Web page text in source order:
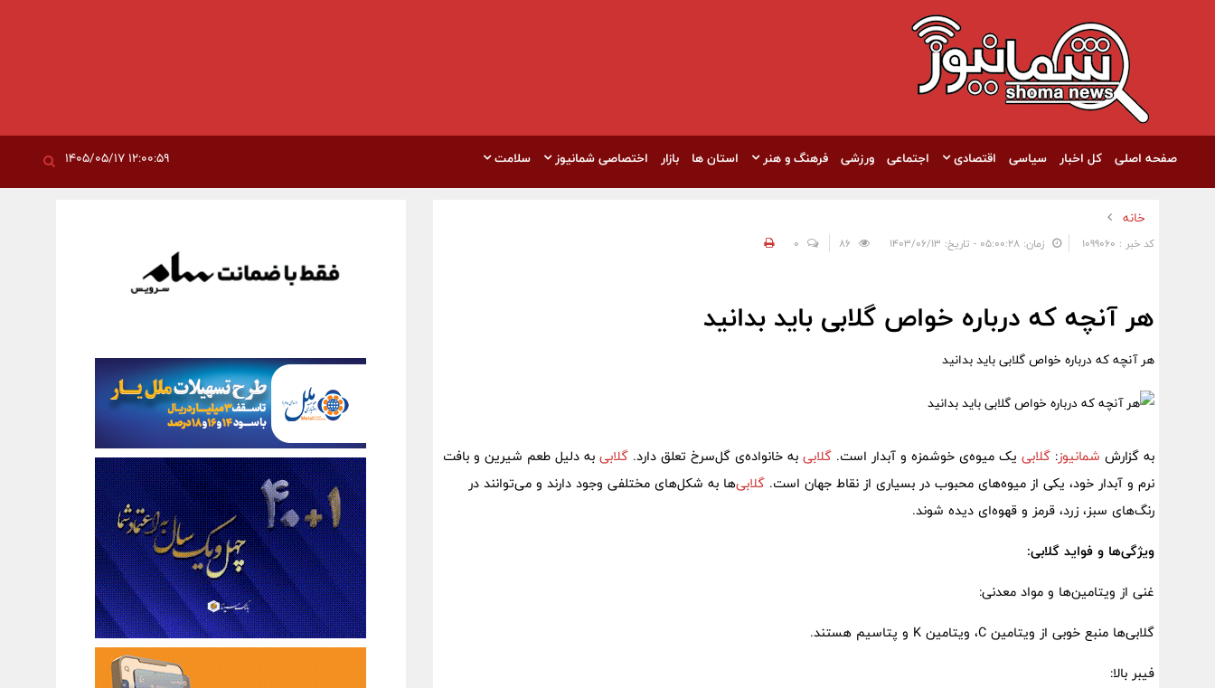
صفحه اصلی کل اخبار سیاسی اقتصادی اجتماعی ورزشی فرهنگ و هنر استان ها بازار اختصاصی شمانیوز سلامت
خانه
کد خبر : 1099060 زمان: ۰۵:۰۰:۲۸ - تاریخ: ۱۴۰۳/۰۶/۱۳ 0
هر آنچه که درباره خواص گلابی باید بدانید
هر آنچه که درباره خواص گلابی باید بدانید
به گزارش شمانیوز: گلابی یک میوه‌ی خوشمزه و آبدار است. گلابی به خانواده‌ی گل‌سرخ تعلق دارد. گلابی به دلیل طعم شیرین و بافت
نرم و آبدار خود، یکی از میوه‌های محبوب در بسیاری از نقاط جهان است. گلابی‌ها به شکل‌های مختلفی وجود دارند و می‌توانند در
رنگ‌های سبز، زرد، قرمز و قهوه‌ای دیده شوند.
ویژگی‌ها و فواید گلابی:
غنی از ویتامین‌ها و مواد معدنی:
گلابی‌ها منبع خوبی از ویتامین C، ویتامین K و پتاسیم هستند.
فیبر بالا: